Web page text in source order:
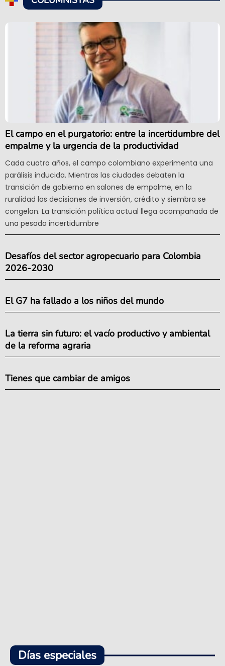
El campo en el purgatorio: entre la incertidumbre del
empalme y la urgencia de la productividad
Cada cuatro años, el campo colombiano experimenta una
parálisis inducida. Mientras las ciudades debaten la
transición de gobierno en salones de empalme, en la
ruralidad las decisiones de inversión, crédito y siembra se
congelan. La transición política actual llega acompañada de
una pesada incertidumbre
Desafíos del sector agropecuario para Colombia
2026-2030
El G7 ha fallado a los niños del mundo
La tierra sin futuro: el vacío productivo y ambiental
de la reforma agraria
Tienes que cambiar de amigos
Días especiales